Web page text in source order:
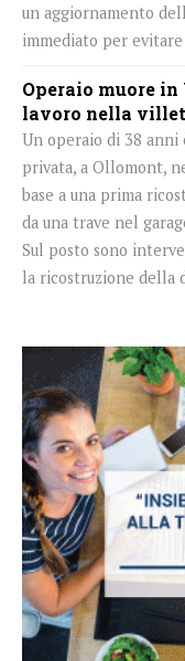
un aggiornamento
immediato per
Operaio muore in
lavoro nella
Un operaio di 38 anni
privata, a Ollomont,
base a una prima
da una trave nel
Sul posto sono
la ricostruzione della